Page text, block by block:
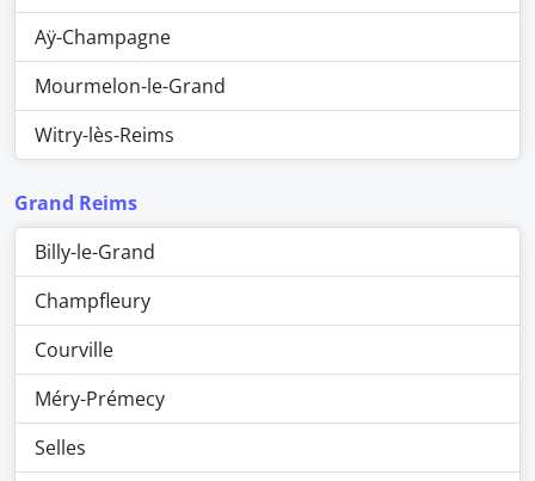
Aÿ-Champagne
Mourmelon-le-Grand
Witry-lès-Reims
Grand Reims
Billy-le-Grand
Champfleury
Courville
Méry-Prémecy
Selles